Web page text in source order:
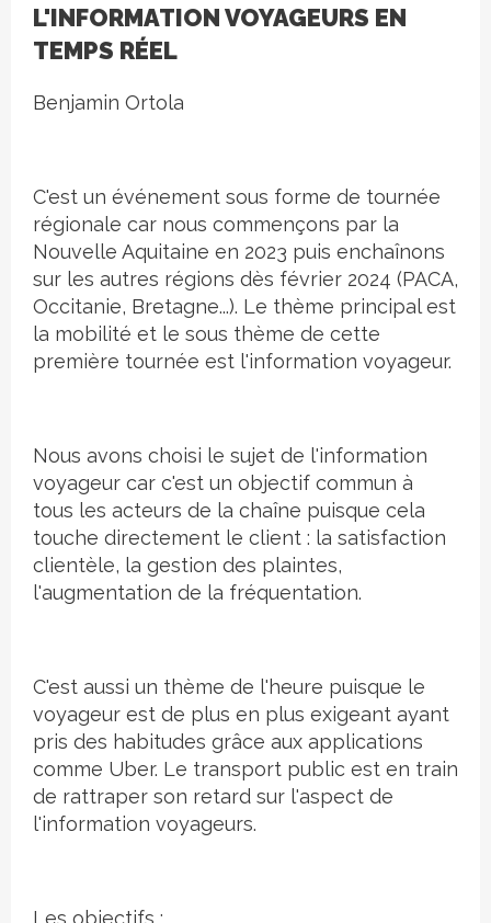
L'INFORMATION VOYAGEURS EN
TEMPS RÉEL
Benjamin Ortola
C'est un événement sous forme de tournée
régionale car nous commençons par la
Nouvelle Aquitaine en 2023 puis enchaînons
sur les autres régions dès février 2024 (PACA,
Occitanie, Bretagne...). Le thème principal est
la mobilité et le sous thème de cette
première tournée est l'information voyageur.
Nous avons choisi le sujet de l'information
voyageur car c'est un objectif commun à
tous les acteurs de la chaîne puisque cela
touche directement le client : la satisfaction
clientèle, la gestion des plaintes,
l'augmentation de la fréquentation.
C'est aussi un thème de l'heure puisque le
voyageur est de plus en plus exigeant ayant
pris des habitudes grâce aux applications
comme Uber. Le transport public est en train
de rattraper son retard sur l'aspect de
l'information voyageurs.
Les objectifs :